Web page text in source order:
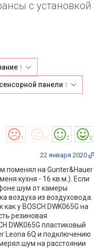
с установкой
1
панели 1
1 0 2 2
22 января 2020
поменял на Gunter&Hauer
кухня - 16 кв.м.). Если
шум от камеры
воздуха из воздуховода.
у BOSCH DWK065G на
резиновая
DWK065G пластиковый
Leona 6Q и подключению
шум на расстоянии